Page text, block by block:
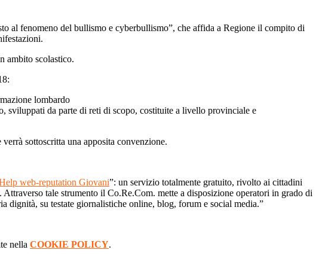
al fenomeno del bullismo e cyberbullismo”, che affida a Regione il compito di
ambito scolastico.
lombardo
sviluppati da parte di reti di scopo, costituite a livello provinciale e
sottoscritta una apposita convenzione.
web-reputation Giovani”: un servizio totalmente gratuito, rivolto ai cittadini
tale strumento il Co.Re.Com. mette a disposizione operatori in grado di
su testate giornalistiche online, blog, forum e social media.”
nella COOKIE POLICY.